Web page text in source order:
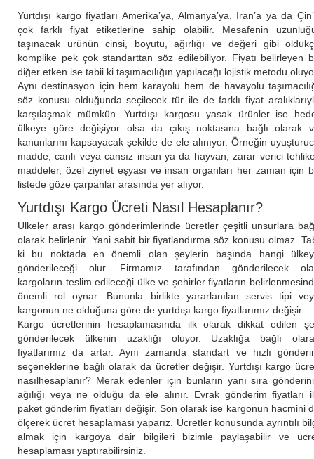
Yurtdışı kargo fiyatları Amerika’ya, Almanya’ya, İran’a ya da
çok farklı fiyat etiketlerine sahip olabilir. Mesafenin
taşınacak ürünün cinsi, boyutu, ağırlığı ve değeri gibi
komplike pek çok standarttan söz edilebiliyor. Fiyatı belirleyen
diğer etken ise tabii ki taşımacılığın yapılacağı lojistik metodu
Aynı destinasyon için hem karayolu hem de havayolu
söz konusu olduğunda seçilecek tür ile de farklı fiyat
karşılaşmak mümkün. Yurtdışı kargosu yasak ürünler ise
ülkeye göre değişiyor olsa da çıkış noktasına bağlı olarak
kanunlarını kapsayacak şekilde de ele alınıyor. Örneğin
madde, canlı veya cansız insan ya da hayvan, zarar verici
maddeler, özel ziynet eşyası ve insan organları her zaman için
listede göze çarpanlar arasında yer alıyor.
Yurtdışı Kargo Ücreti Nasıl Hesaplanır?
Ülkeler arası kargo gönderimlerinde ücretler çeşitli unsurlara
olarak belirlenir. Yani sabit bir fiyatlandırma söz konusu olmaz.
ki bu noktada en önemli olan şeylerin başında hangi
gönderileceği olur. Firmamız tarafından gönderilecek
kargoların teslim edileceği ülke ve şehirler fiyatların
önemli rol oynar. Bununla birlikte yararlanılan servis tipi
kargonun ne olduğuna göre de yurtdışı kargo fiyatlarımız değişir.
Kargo ücretlerinin hesaplamasında ilk olarak dikkat edilen
gönderilecek ülkenin uzaklığı oluyor. Uzaklığa bağlı
fiyatlarımız da artar. Aynı zamanda standart ve hızlı
seçeneklerine bağlı olarak da ücretler değişir. Yurtdışı kargo
nasılhesaplanır? Merak edenler için bunların yanı sıra
ağılığı veya ne olduğu da ele alınır. Evrak gönderim fiyatları
paket gönderim fiyatları değişir. Son olarak ise kargonun hacmini
ölçerek ücret hesaplaması yaparız. Ücretler konusunda ayrıntılı
almak için kargoya dair bilgileri bizimle paylaşabilir ve
hesaplaması yaptırabilirsiniz.